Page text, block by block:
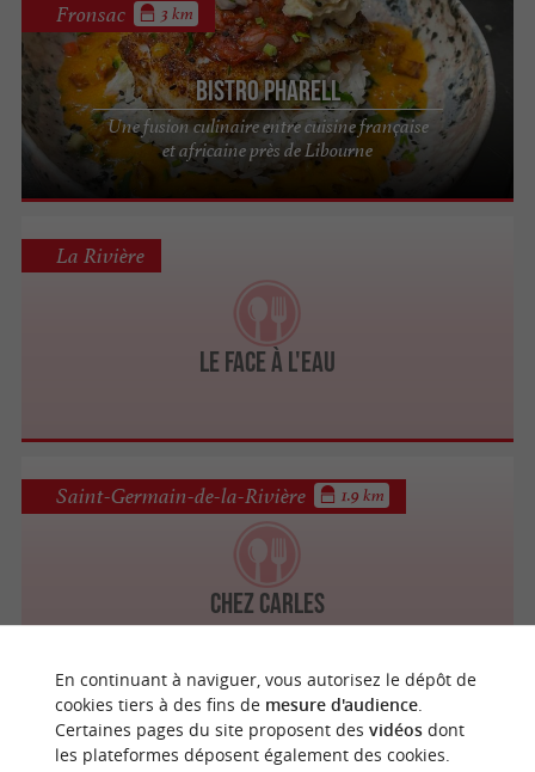
Bistro Pharell
Une fusion culinaire entre cuisine française
et africaine près de Libourne
Fronsac 3 km
Le Face à l'Eau
La Rivière
Chez Carles
Saint-Germain-de-la-Rivière 1.9 km
Villegouge 3.2 km
En continuant à naviguer, vous autorisez le dépôt de
cookies tiers à des fins de mesure d'audience.
Certaines pages du site proposent des vidéosdont
les plateformes déposent également des cookies.